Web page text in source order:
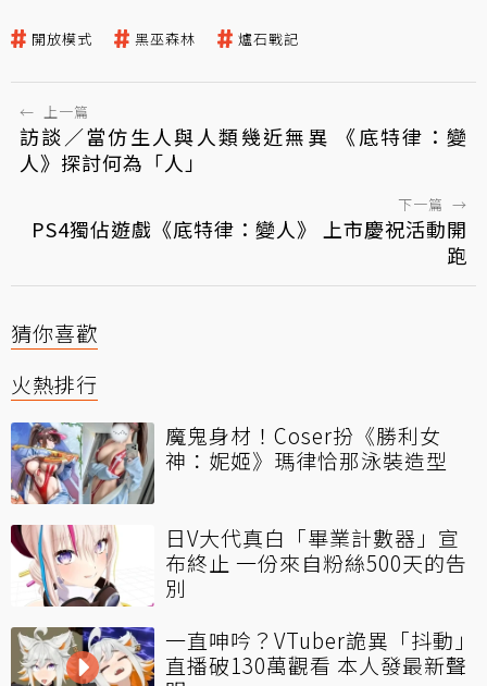
開放模式 黑巫森林 爐石戰記
← 上一篇
訪談／當仿生人與人類幾近無異 《底特律：變
人》探討何為「人」
下一篇 →
PS4獨佔遊戲《底特律：變人》 上市慶祝活動開
跑
猜你喜歡
火熱排行
魔鬼身材！Coser扮《勝利女
神：妮姬》瑪律恰那泳裝造型
日V大代真白「畢業計數器」宣
布終止 一份來自粉絲500天的告
別
一直呻吟？VTuber詭異「抖動」
直播破130萬觀看 本人發最新聲